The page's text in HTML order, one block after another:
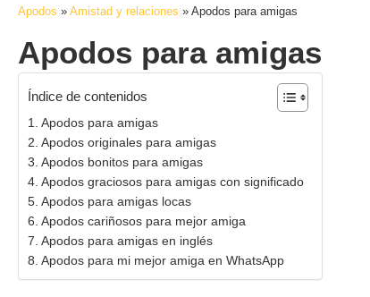
Apodos » Amistad y relaciones » Apodos para amigas
Apodos para amigas
Índice de contenidos
Apodos para amigas
Apodos originales para amigas
Apodos bonitos para amigas
Apodos graciosos para amigas con significado
Apodos para amigas locas
Apodos cariñosos para mejor amiga
Apodos para amigas en inglés
Apodos para mi mejor amiga en WhatsApp